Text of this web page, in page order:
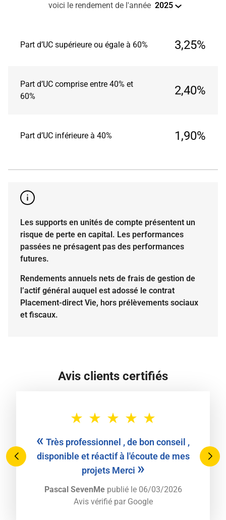
voici le rendement de l'année 2025
Part d’UC supérieure ou égale à 60% 3,25%
Part d’UC comprise entre 40% et
60%
2,40%
Part d’UC inférieure à 40% 1,90%
Les supports en unités de compte présentent un
risque de perte en capital. Les performances
passées ne présagent pas des performances
futures.
Rendements annuels nets de frais de gestion de
l’actif général auquel est adossé le contrat
Placement-direct Vie, hors prélèvements sociaux
et fiscaux.
Avis clients certifiés
« Très professionnel , de bon conseil ,
disponible et réactif à l'écoute de mes
projets Merci »
Pascal SevenMepublié le 06/03/2026
Avis vérifié par Google